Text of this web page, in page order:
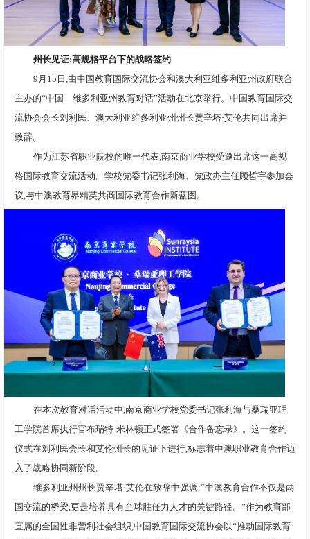
州长见证:高规格平台下的战略签约
9月15日,由中国教育国际交流协会和澳大利亚维多利亚州政府联合
主办的“中国—维多利亚州教育对话”活动在北京举行。中国教育国际交
流协会会长刘利民、澳大利亚维多利亚州州长贾辛塔·艾伦共同出席并
致辞。
作为江苏省职业院校的唯一代表,南京商业学校受邀出席这一高规
格国际教育交流活动。学校党委书记张利海、党政办主任顾哲宇参加会
议,与中澳教育界精英共商国际教育合作新蓝图。
在本次教育对话活动中,南京商业学校党委书记张利海与桑瑞亚理
工学院首席执行官布瑞特·米林顿正式签署《合作备忘录》。这一签约
仪式在刘利民会长和艾伦州长的见证下进行,标志着中澳职业教育合作迈
入了战略协同新阶段。
维多利亚州州长贾辛塔·艾伦在致辞中强调:“中澳教育合作不仅是两
国交流的桥梁,更是培养具有全球胜任力人才的关键路径。”作为教育部
直属的全国性非营利社会组织,中国教育国际交流协会以“推动国际教育